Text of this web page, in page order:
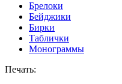
Брелоки
Бейджики
Бирки
Таблички
Монограммы
Печать: